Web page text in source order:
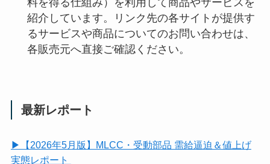
紹介しています。リンク先の各サイトが提供す
るサービスや商品についてのお問い合わせは、
各販売元へ直接ご確認ください。
最新レポート
▶【2026年5月版】MLCC・受動部品 需給逼迫＆値上げ
実態レポート